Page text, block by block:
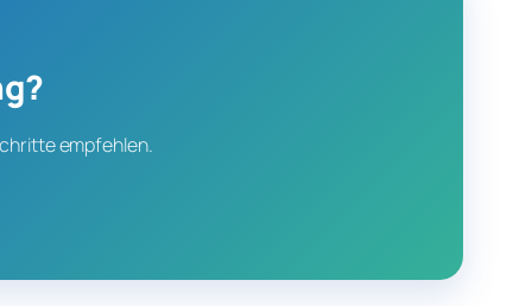
empfehlen.